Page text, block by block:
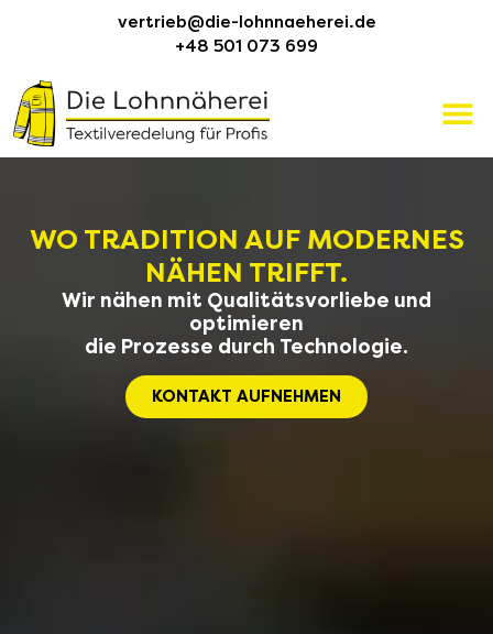
vertrieb@die-lohnnaeherei.de
+48 501 073 699
WO TRADITION AUF MODERNES
NÄHEN TRIFFT.
Wir nähen mit Qualitätsvorliebe und
optimieren
die Prozesse durch Technologie.
KONTAKT AUFNEHMEN